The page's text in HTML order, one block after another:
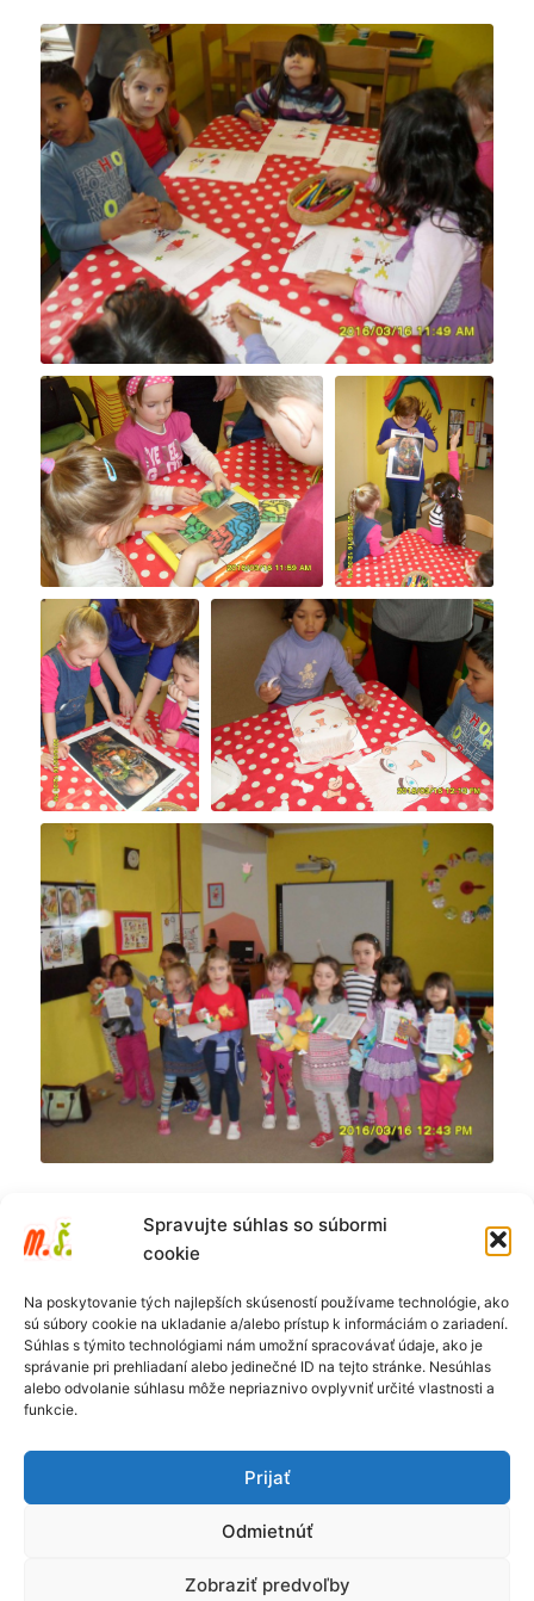
Spravujte súhlas so súbormi
cookie
Na poskytovanie tých najlepších skúseností používame technológie, ako
sú súbory cookie na ukladanie a/alebo prístup k informáciám o zariadení.
Súhlas s týmito technológiami nám umožní spracovávať údaje, ako je
správanie pri prehliadaní alebo jedinečné ID na tejto stránke. Nesúhlas
alebo odvolanie súhlasu môže nepriaznivo ovplyvniť určité vlastnosti a
funkcie.
Prijať
Odmietnúť
Zobraziť predvoľby
Ochrana osobných údajov
stránku vytvoril a spravujeNetbis s.r.o.